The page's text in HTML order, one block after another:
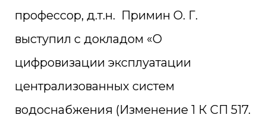
профессор, д.т.н. Примин О. Г.
выступил с докладом «О
цифровизации эксплуатации
централизованных систем
водоснабжения (Изменение 1 К СП 517.